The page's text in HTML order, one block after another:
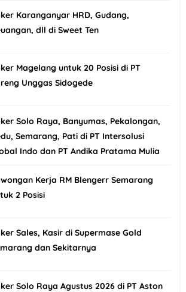
Karanganyar HRD, Gudang,
dll di Sweet Ten
Magelang untuk 20 Posisi di PT
Unggas Sidogede
Solo Raya, Banyumas, Pekalongan,
Semarang, Pati di PT Intersolusi
Indo dan PT Andika Pratama Mulia
Kerja RM Blengerr Semarang
2 Posisi
Sales, Kasir di Supermase Gold
dan Sekitarnya
Solo Raya Agustus 2026 di PT Aston